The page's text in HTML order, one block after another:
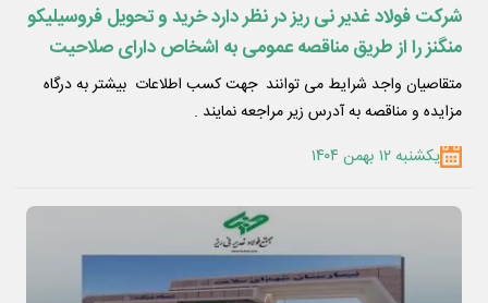
شرکت فولاد غدیر نی ریز در نظر دارد خرید و تحویل فروسیلیکو
منگنز را از طریق مناقصه عمومی به اشخاص دارای صلاحیت
واگذار نماید
متقاصیان واجد شرایط می توانند جهت کسب اطلاعات بیشتر به درگاه
مزایده و مناقصه به آدرس زیر مراجعه نمایند .
یکشنبه ۱۲ بهمن ۱۴۰۴